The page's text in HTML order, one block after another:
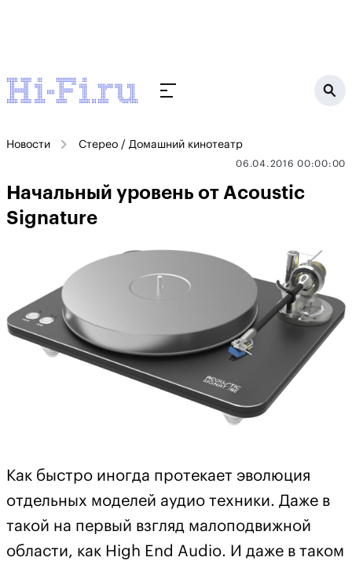
Новости Стерео / Домашний кинотеатр
06.04.2016 00:00:00
Начальный уровень от Acoustic
Signature
Как быстро иногда протекает эволюция
отдельных моделей аудио техники. Даже в
такой на первый взгляд малоподвижной
области, как High End Audio. И даже в таком